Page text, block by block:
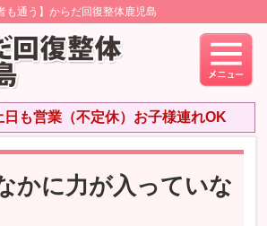
も通う】からだ回復整体鹿児島
日も営業（不定休）お子様連れOK
かに力が入っていな